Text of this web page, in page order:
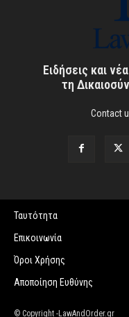
Ειδήσεις και
τη
Contact
Ταυτότητα
Επικοινωνία
Όροι Χρήσης
Αποποίηση Ευθύνης
© Copyright -LawAndOrder.gr